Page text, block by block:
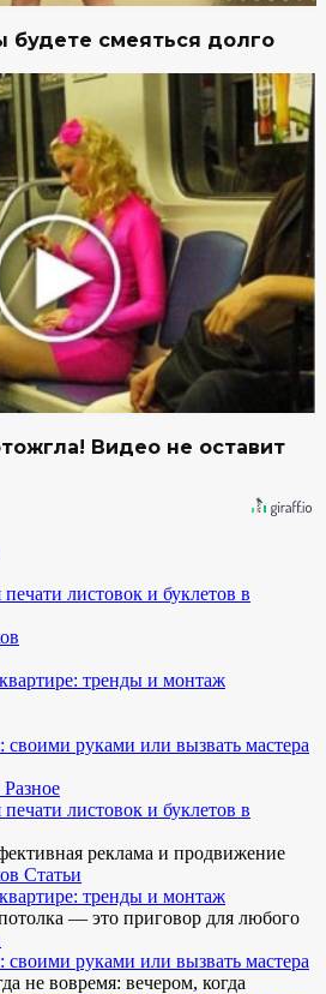
будете смеяться долго
Видео не оставит
листовок и буклетов в
тренды и монтаж
своими руками или вызвать мастера
Разное
листовок и буклетов в
реклама и продвижение
Статьи
тренды и монтаж
— это приговор для любого
своими руками или вызвать мастера
не вовремя: вечером, когда